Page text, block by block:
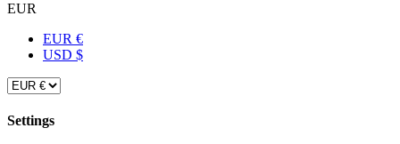
EUR
EUR €
USD $
Settings